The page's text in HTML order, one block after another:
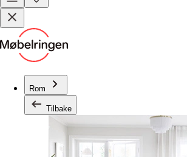
Rom
Tilbake